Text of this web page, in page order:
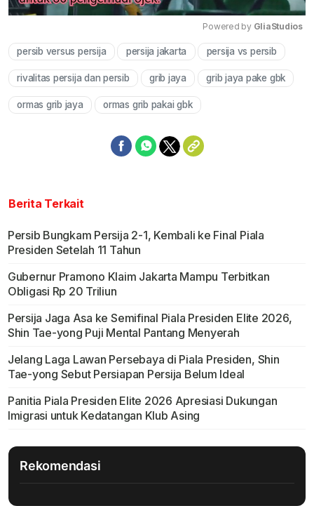
Mute
Powered by GliaStudios
persib versus persija persija jakarta persija vs persib
rivalitas persija dan persib grib jaya grib jaya pake gbk
ormas grib jaya ormas grib pakai gbk
Berita Terkait
Persib Bungkam Persija 2-1, Kembali ke Final Piala
Presiden Setelah 11 Tahun
Gubernur Pramono Klaim Jakarta Mampu Terbitkan
Obligasi Rp 20 Triliun
Persija Jaga Asa ke Semifinal Piala Presiden Elite 2026,
Shin Tae-yong Puji Mental Pantang Menyerah
Jelang Laga Lawan Persebaya di Piala Presiden, Shin
Tae-yong Sebut Persiapan Persija Belum Ideal
Panitia Piala Presiden Elite 2026 Apresiasi Dukungan
Imigrasi untuk Kedatangan Klub Asing
Rekomendasi